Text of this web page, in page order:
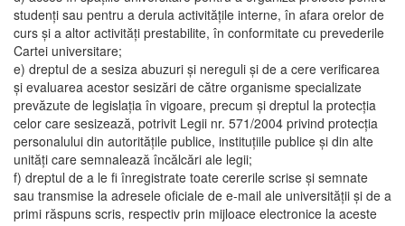
studenţi sau pentru a derula activităţile interne, în afara orelor de
curs şi a altor activităţi prestabilite, în conformitate cu prevederile
Cartei universitare;
e) dreptul de a sesiza abuzuri şi nereguli şi de a cere verificarea
şi evaluarea acestor sesizări de către organisme specializate
prevăzute de legislaţia în vigoare, precum şi dreptul la protecţia
celor care sesizează, potrivit Legii nr. 571/2004 privind protecţia
personalului din autorităţile publice, instituţiile publice şi din alte
unităţi care semnalează încălcări ale legii;
f) dreptul de a le fi înregistrate toate cererile scrise şi semnate
sau transmise la adresele oficiale de e-mail ale universităţii şi de a
primi răspuns scris, respectiv prin mijloace electronice la aceste